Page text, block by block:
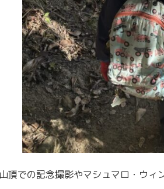
山頂での記念撮影やマシュマロ・ウィ